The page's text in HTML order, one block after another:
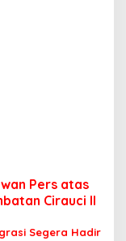
Pers atas
Cirauci II
Segera Hadir